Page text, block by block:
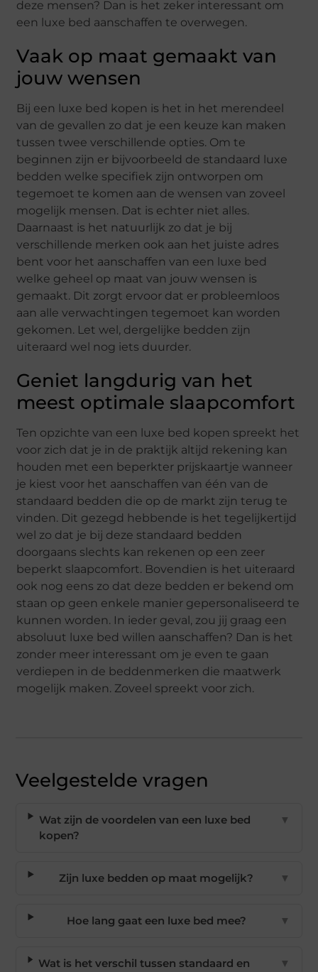
deze mensen? Dan is het zeker interessant om
een luxe bed aanschaffen te overwegen.
Vaak op maat gemaakt van
jouw wensen
Bij een luxe bed kopen is het in het merendeel
van de gevallen zo dat je een keuze kan maken
tussen twee verschillende opties. Om te
beginnen zijn er bijvoorbeeld de standaard luxe
bedden welke specifiek zijn ontworpen om
tegemoet te komen aan de wensen van zoveel
mogelijk mensen. Dat is echter niet alles.
Daarnaast is het natuurlijk zo dat je bij
verschillende merken ook aan het juiste adres
bent voor het aanschaffen van een luxe bed
welke geheel op maat van jouw wensen is
gemaakt. Dit zorgt ervoor dat er probleemloos
aan alle verwachtingen tegemoet kan worden
gekomen. Let wel, dergelijke bedden zijn
uiteraard wel nog iets duurder.
Geniet langdurig van het
meest optimale slaapcomfort
Ten opzichte van een luxe bed kopen spreekt het
voor zich dat je in de praktijk altijd rekening kan
houden met een beperkter prijskaartje wanneer
je kiest voor het aanschaffen van één van de
standaard bedden die op de markt zijn terug te
vinden. Dit gezegd hebbende is het tegelijkertijd
wel zo dat je bij deze standaard bedden
doorgaans slechts kan rekenen op een zeer
beperkt slaapcomfort. Bovendien is het uiteraard
ook nog eens zo dat deze bedden er bekend om
staan op geen enkele manier gepersonaliseerd te
kunnen worden. In ieder geval, zou jij graag een
absoluut luxe bed willen aanschaffen? Dan is het
zonder meer interessant om je even te gaan
verdiepen in de beddenmerken die maatwerk
mogelijk maken. Zoveel spreekt voor zich.
Veelgestelde vragen
Wat zijn de voordelen van een luxe bed
kopen?
▼
Zijn luxe bedden op maat mogelijk? ▼
Hoe lang gaat een luxe bed mee? ▼
Wat is het verschil tussen standaard en ▼